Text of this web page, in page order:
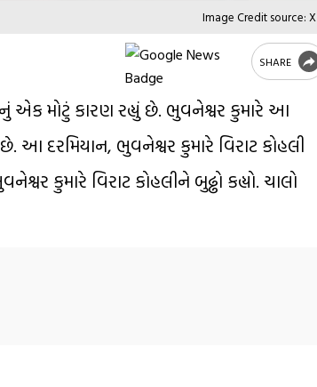
Image Credit source: X
SHARE
એક મોટું કારણ રહ્યું છે. ભુવનેશ્વર કુમારે આ
દરમિયાન, ભુવનેશ્વર કુમારે વિરાટ કોહલી
કુમારે વિરાટ કોહલીને બુઢ્ઢો કહ્યો. ચાલો